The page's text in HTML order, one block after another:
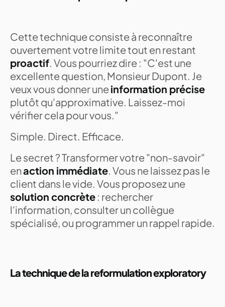
Cette technique consiste à reconnaître
ouvertement votre limite tout en restant
proactif. Vous pourriez dire : "C'est une
excellente question, Monsieur Dupont. Je
veux vous donner uneinformation précise
plutôt qu'approximative. Laissez-moi
vérifier cela pour vous."
Simple. Direct. Efficace.
Le secret ? Transformer votre "non-savoir"
enaction immédiate. Vous ne laissez pas le
client dans le vide. Vous proposez une
solution concrète : rechercher
l'information, consulter un collègue
spécialisé, ou programmer un rappel rapide.
La technique de la reformulation exploratory